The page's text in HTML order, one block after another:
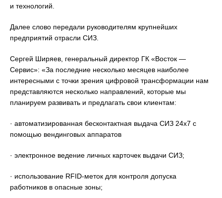
и технологий.
Далее слово передали руководителям крупнейших
предприятий отрасли СИЗ.
Сергей Ширяев, генеральный директор ГК «Восток —
Сервис»: «За последние несколько месяцев наиболее
интересными с точки зрения цифровой трансформации нам
представляются несколько направлений, которые мы
планируем развивать и предлагать свои клиентам:
· автоматизированная бесконтактная выдача СИЗ 24х7 с
помощью вендинговых аппаратов
· электронное ведение личных карточек выдачи СИЗ;
· использование RFID-меток для контроля допуска
работников в опасные зоны;